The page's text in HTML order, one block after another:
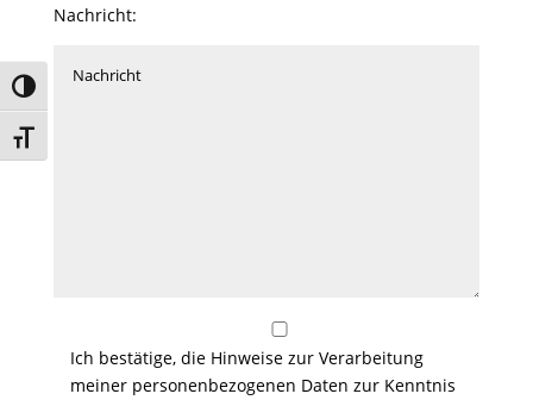
Umschalten auf hohe Kontraste
Schrift vergrößern
Nachricht:
Ich bestätige, die Hinweise zur Verarbeitung
meiner personenbezogenen Daten zur Kenntnis